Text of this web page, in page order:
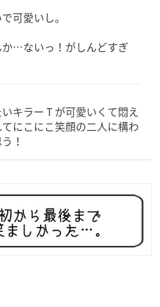
可愛いし。
…ないっ！がしんどすぎ
キラー T が可愛いくて悶え
にこにこ笑顔の二人に構わ
！